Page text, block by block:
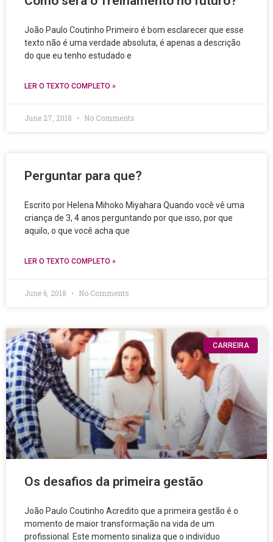
João Paulo Coutinho Primeiro é bom esclarecer que esse
texto não é uma verdade absoluta, é apenas a descrição
do que eu tenho estudado e
LER O TEXTO COMPLETO »
June 27, 2018 No Comments
Perguntar para que?
Escrito por Helena Mihoko Miyahara Quando você vê uma
criança de 3, 4 anos perguntando por que isso, por que
aquilo, o que você acha que
LER O TEXTO COMPLETO »
June 6, 2018 No Comments
CARREIRA
Os desafios da primeira gestão
João Paulo Coutinho Acredito que a primeira gestão é o
momento de maior transformação na vida de um
profissional. Este momento sinaliza que o indivíduo